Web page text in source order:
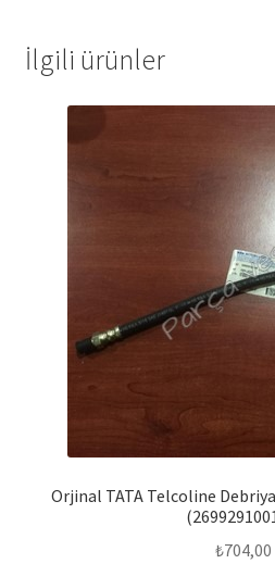
İlgili ürünler
Orjinal TATA Telcoline
₺704,00